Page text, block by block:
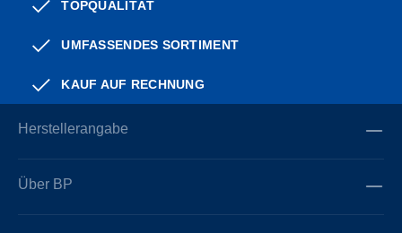
TOPQUALITÄT
UMFASSENDES SORTIMENT
KAUF AUF RECHNUNG
Herstellerangabe
Über BP